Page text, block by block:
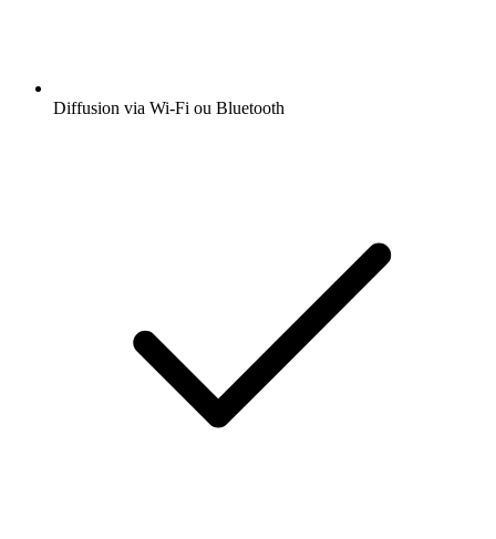
Diffusion via Wi-Fi ou Bluetooth